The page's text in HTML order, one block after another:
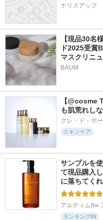
ナリスアップ
【現品30名
ド2025受賞
マスクリニ
BAUM
【@cosme
も肌荒れし
クレ・ド・ポ
スキンケア
サンプルを
て現品購入
に落ちてく
アルティム8∞
ランキングIN